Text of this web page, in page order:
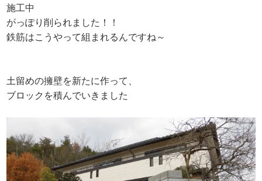
施工中
がっぽり削られました！！
鉄筋はこうやって組まれるんですね～
土留めの擁壁を新たに作って、
ブロックを積んでいきました